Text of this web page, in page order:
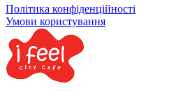
Політика конфіденційності
Умови користування